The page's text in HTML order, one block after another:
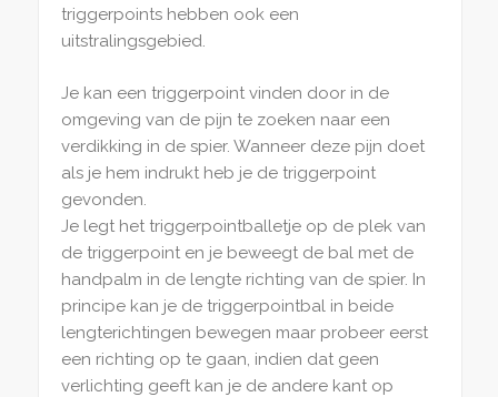
triggerpoints hebben ook een
uitstralingsgebied.
Je kan een triggerpoint vinden door in de
omgeving van de pijn te zoeken naar een
verdikking in de spier. Wanneer deze pijn doet
als je hem indrukt heb je de triggerpoint
gevonden.
Je legt het triggerpointballetje op de plek van
de triggerpoint en je beweegt de bal met de
handpalm in de lengte richting van de spier. In
principe kan je de triggerpointbal in beide
lengterichtingen bewegen maar probeer eerst
een richting op te gaan, indien dat geen
verlichting geeft kan je de andere kant op